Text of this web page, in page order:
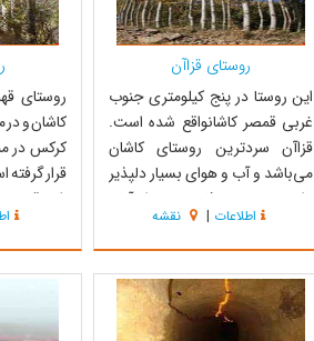
روستای قزاآن
این روستا در پنج کیلومتری جنوب
غربی قمصر کاشانواقع شده است.
قزاآن سردترین روستای کاشان
می‌باشد و آب و هوای بسیار دلپذیر
دارد. زبان مردم فارسی و نژاد آنان
آریایی و مذهب آنان تشیع است و
شغل اکثر اهالی قالی بافی و
کشاورزی می‌باشد. گلاب و آلوچه و
سایر میوه‌ها از جمله محصولات این
روستا می‌...
اطلاعات | نقشه
روستای
کاشان و در
کرکس در
قرار گرفته
شهر قمصر،
رچقاده،
شمال غرب
می‌باشد.
سرد و